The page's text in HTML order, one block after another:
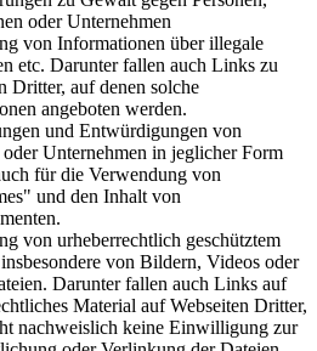
oder Unternehmen
von Informationen über illegale
etc. Darunter fallen auch Links zu
Dritter, auf denen solche
angeboten werden.
und Entwürdigungen von
oder Unternehmen in jeglicher Form
für die Verwendung von
und den Inhalt von
von urheberrechtlich geschütztem
von Bildern, Videos oder
Darunter fallen auch Links auf
Material auf Webseiten Dritter,
nachweislich keine Einwilligung zur